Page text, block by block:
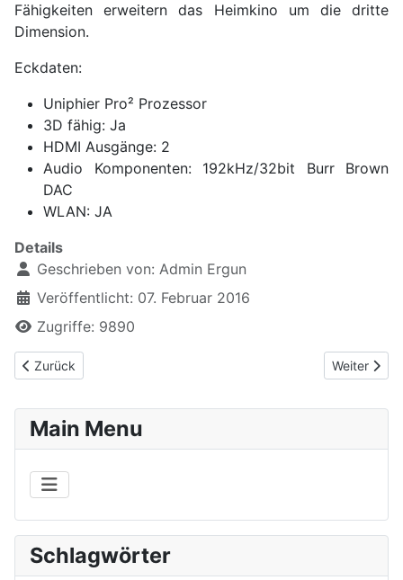
Fähigkeiten erweitern das Heimkino um die dritte
Dimension.
Eckdaten:
Uniphier Pro² Prozessor
3D fähig: Ja
HDMI Ausgänge: 2
Audio Komponenten: 192kHz/32bit Burr Brown
DAC
WLAN: JA
Details
Geschrieben von: Admin Ergun
Veröffentlicht: 07. Februar 2016
Zugriffe: 9890
Vorheriger Beitrag: Denon AVR-3313
Zurück Nächster
Weiter
Main Menu
Schlagwörter